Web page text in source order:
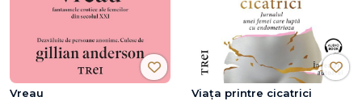
Vreau Viaţa printre cicatrici